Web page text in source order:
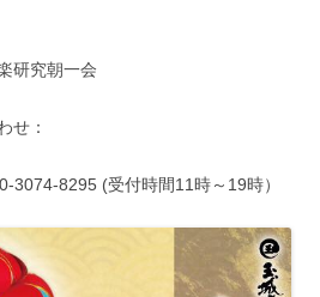
研究朝一会
せ：
8295 (受付時間11時～19時）